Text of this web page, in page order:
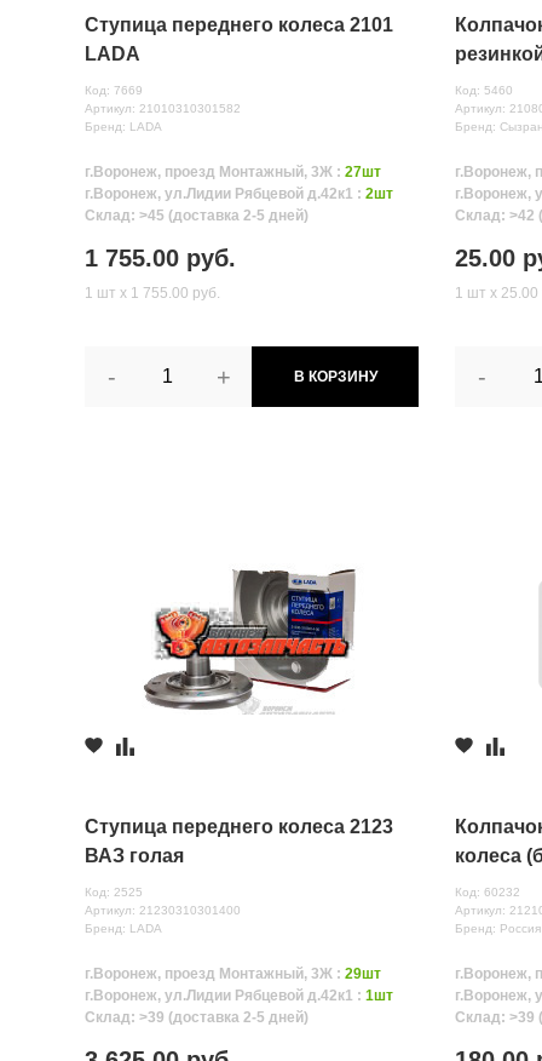
Ступица переднего колеса 2101
LADA
Код: 7669
Артикул: 21010310301582
Бренд: LADA
г.Воронеж, проезд Монтажный, 3Ж : 27шт
г.Воронеж, ул.Лидии Рябцевой д.42к1 : 2шт
Склад: >45 (доставка 2-5 дней)
1 755.00 руб.
1 шт х 1 755.00 руб.
- + В КОРЗИНУ
Код: 5460
Артикул:
Бренд:
г.Воронеж,
г.Воронеж,
Склад: >42
25.00
1 шт х 25.00
-
Ступица переднего колеса 2123
ВАЗ голая
Код: 2525
Артикул: 21230310301400
Бренд: LADA
г.Воронеж, проезд Монтажный, 3Ж : 29шт
г.Воронеж, ул.Лидии Рябцевой д.42к1 : 1шт
Склад: >39 (доставка 2-5 дней)
колеса
Код: 60232
Артикул:
Бренд: Россия
г.Воронеж,
г.Воронеж,
Склад: >39